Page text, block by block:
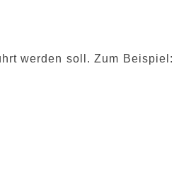
werden soll. Zum Beispiel: